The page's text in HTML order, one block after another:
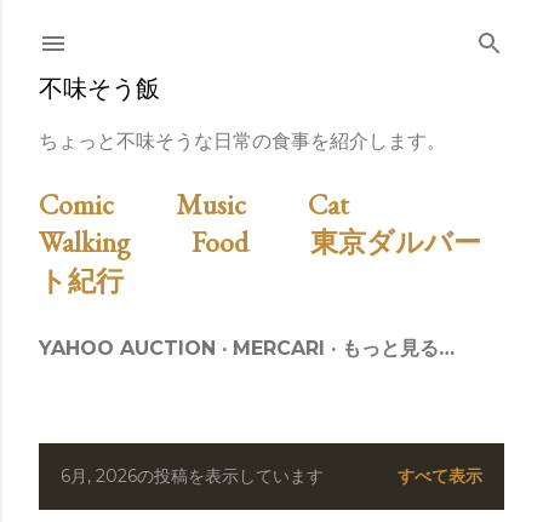
スキップしてメイン コンテンツに移動
不味そう飯
ちょっと不味そうな日常の食事を紹介します。
Comic Music
Cat
Walking
Food
東京ダルバー
ト紀行
YAHOO AUCTION MERCARI もっと見る…
投
6月, 2026の投稿を表示しています すべて表示